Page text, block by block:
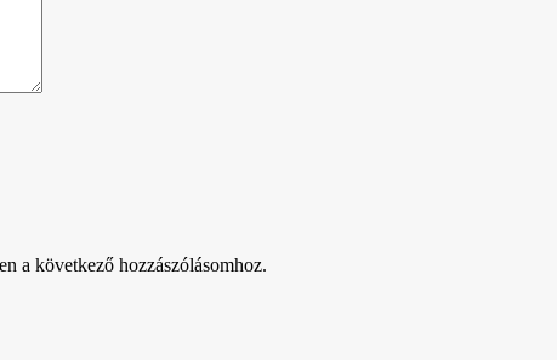
a következő hozzászólásomhoz.